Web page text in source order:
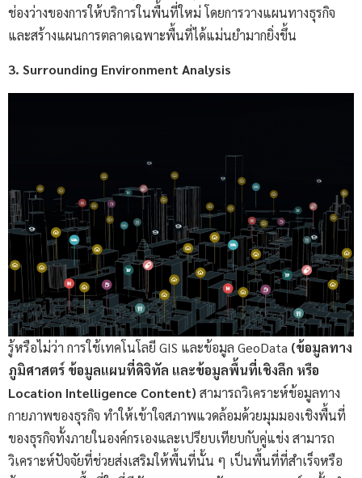
ช่องว่างของการให้บริการในพื้นที่ใหม่ โดยการวางแผนทางธุรกิจ
และสร้างแผนการตลาดเฉพาะพื้นที่ได้แม่นยำมากยิ่งขึ้น
3. Surrounding Environment Analysis
รู้หรือไม่ว่า การใช้เทคโนโลยี GIS และข้อมูล GeoData (ข้อมูลทาง
ภูมิศาสตร์ ข้อมูลแผนที่ดิจิทัล และข้อมูลพื้นที่เชิงลึก หรือ
Location Intelligence Content) สามารถวิเคราะห์ข้อมูลทาง
กายภาพของธุรกิจ ทำให้เข้าใจสภาพแวดล้อมด้วยมุมมองเชิงพื้นที่
ของธุรกิจทั้งภายในองค์กรเองและเปรียบเทียบกับคู่แข่ง สามารถ
วิเคราะห์ปัจจัยที่ช่วยส่งเสริมให้พื้นที่นั้น ๆ เป็นพื้นที่ที่สำเร็จหรือ